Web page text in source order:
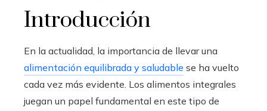
Introducción
En la actualidad, la importancia de llevar una
alimentación equilibrada y saludable se ha vuelto
cada vez más evidente. Los alimentos integrales
juegan un papel fundamental en este tipo de